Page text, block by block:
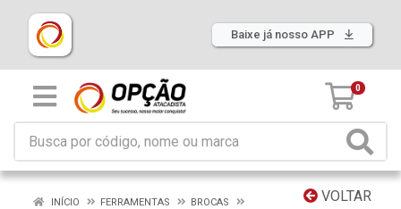
Baixe já nosso APP
0
VOLTAR
INÍCIO FERRAMENTAS
BROCAS